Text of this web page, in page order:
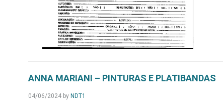
ANNA MARIANI – PINTURAS E PLATIBANDAS
04/06/2024 by NDT1